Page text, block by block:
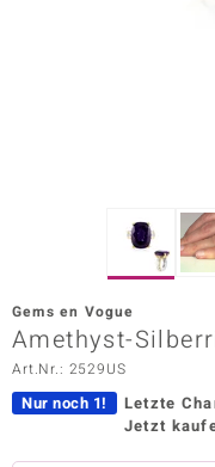
Vogue
Gems en Vogue
Amethyst-
Art.Nr.: 2529US
Nur noch 1!
Letzte
Jetzt